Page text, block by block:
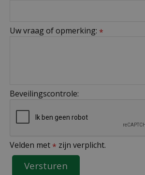
Uw vraag of opmerking: *
Beveilingscontrole:
Velden met * zijn verplicht.